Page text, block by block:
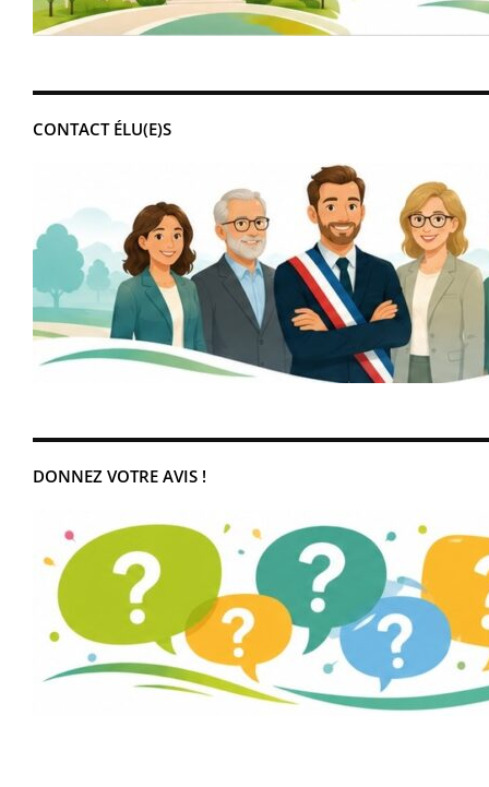
CONTACT ÉLU(E)S
DONNEZ VOTRE AVIS !